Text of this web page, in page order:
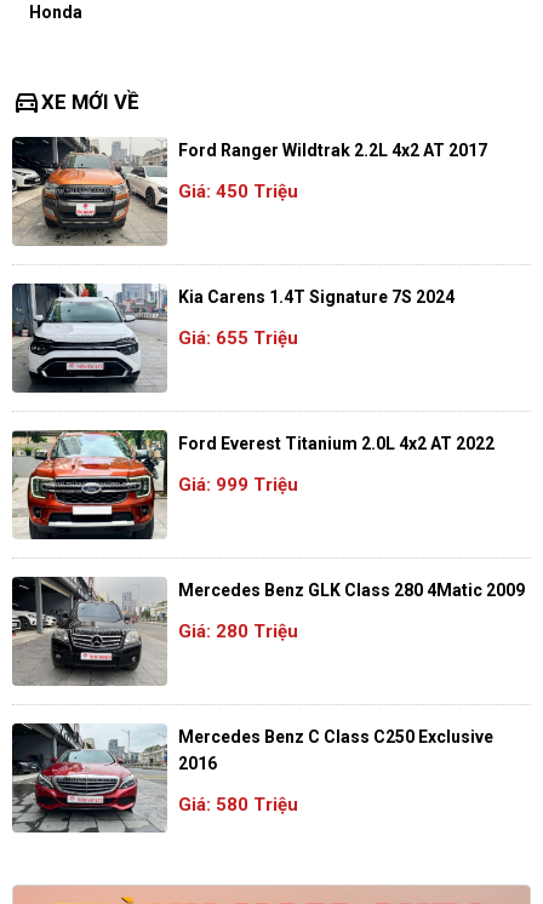
Honda
directions_carXE MỚI VỀ
Ford Ranger Wildtrak 2.2L 4x2 AT 2017
Giá: 450 Triệu
Kia Carens 1.4T Signature 7S 2024
Giá: 655 Triệu
Ford Everest Titanium 2.0L 4x2 AT 2022
Giá: 999 Triệu
Mercedes Benz GLK Class 280 4Matic 2009
Giá: 280 Triệu
Mercedes Benz C Class C250 Exclusive
2016
Giá: 580 Triệu